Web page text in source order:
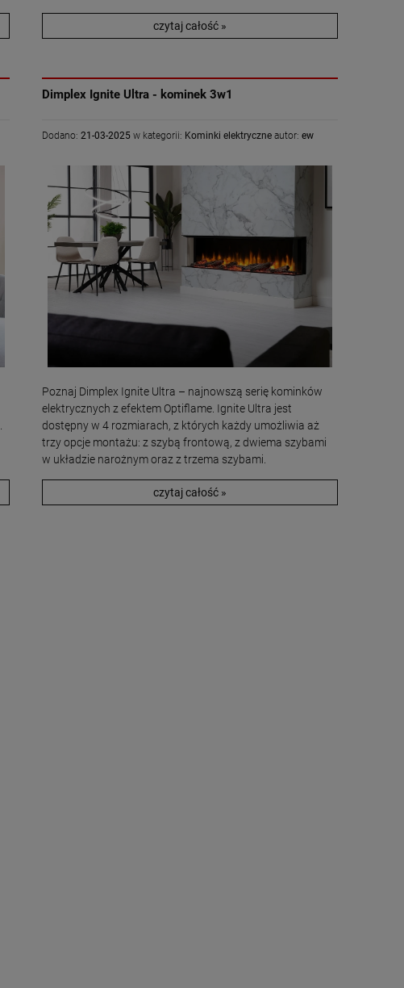
czytaj całość »
Dimplex Ignite Ultra - kominek 3w1
Dodano:21-03-2025 w kategorii: Kominki elektryczne autor:ew
Poznaj Dimplex Ignite Ultra – najnowszą serię kominków
elektrycznych z efektem Optiflame. Ignite Ultra jest
dostępny w 4 rozmiarach, z których każdy umożliwia aż
trzy opcje montażu: z szybą frontową, z dwiema szybami
w układzie narożnym oraz z trzema szybami.
czytaj całość »